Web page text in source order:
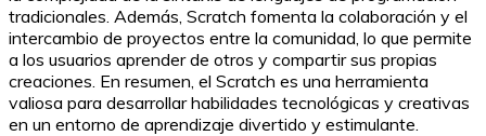
tradicionales. Además, Scratch fomenta la colaboración y el
intercambio de proyectos entre la comunidad, lo que permite
a los usuarios aprender de otros y compartir sus propias
creaciones. En resumen, el Scratch es una herramienta
valiosa para desarrollar habilidades tecnológicas y creativas
en un entorno de aprendizaje divertido y estimulante.